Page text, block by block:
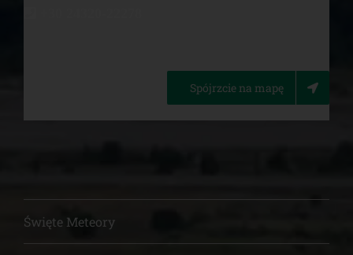
Spójrzcie na mapę
Święte Meteory